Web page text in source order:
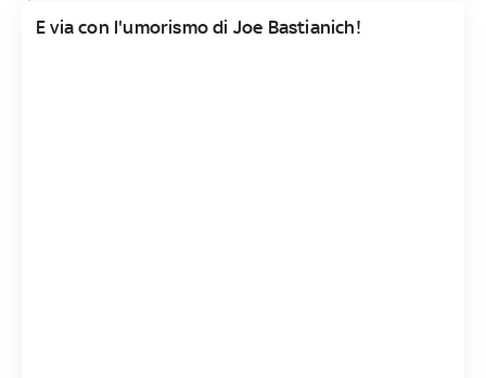
E via con l'umorismo di Joe Bastianich!